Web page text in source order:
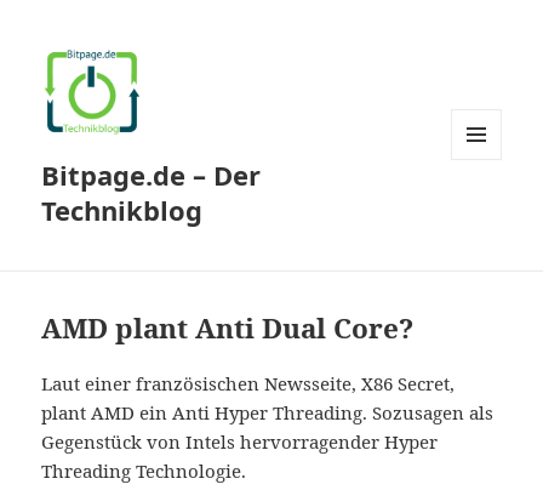
Bitpage.de – Der
Technikblog
AMD plant Anti Dual Core?
Laut einer französischen Newsseite, X86 Secret,
plant AMD ein Anti Hyper Threading. Sozusagen als
Gegenstück von Intels hervorragender Hyper
Threading Technologie.